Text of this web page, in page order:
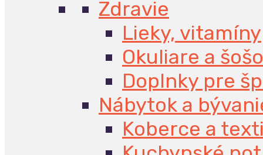
Zdravie
Lieky, vitamíny
Okuliare a
Doplnky pre
Nábytok a
Koberce a